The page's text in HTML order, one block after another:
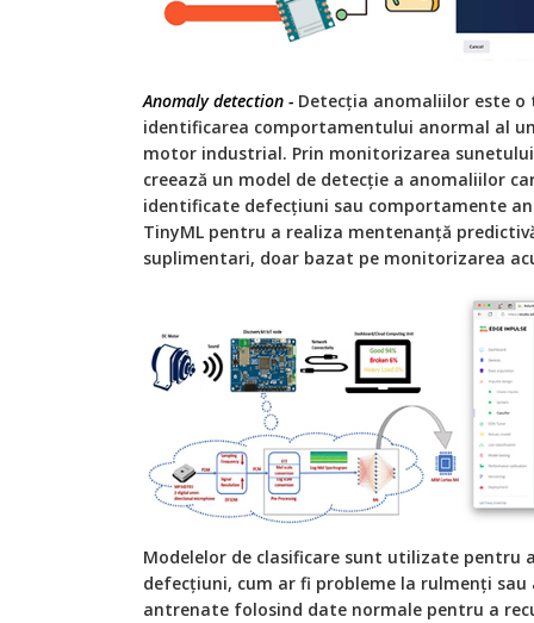
Anomaly detection - Detecția anomaliilor este
identificarea comportamentului anormal al
motor industrial. Prin monitorizarea
creează un model de detecție a anomaliilor
identificate defecțiuni sau comportamente
TinyML pentru a realiza mentenanță
suplimentari, doar bazat pe monitorizarea
Modelelor de clasificare sunt utilizate pentru
defecțiuni, cum ar fi probleme la rulmenți
antrenate folosind date normale pentru a